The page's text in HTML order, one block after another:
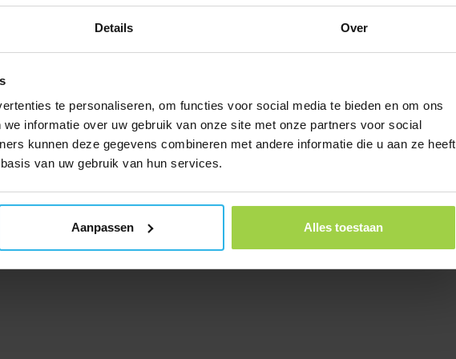
Details Over
te personaliseren, om functies voor social media te bieden en om ons
informatie over uw gebruik van onze site met onze partners voor social
kunnen deze gegevens combineren met andere informatie die u aan ze heeft
van uw gebruik van hun services.
Aanpassen Alles toestaan